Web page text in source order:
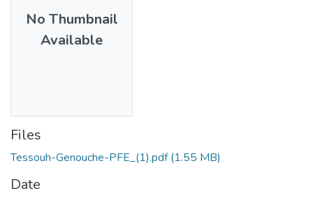
No Thumbnail
Available
Files
Tessouh-Genouche-PFE_(1).pdf (1.55 MB)
Date